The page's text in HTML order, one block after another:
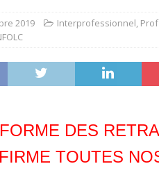
2019 Interprofessionnel,
DES
TOUTES